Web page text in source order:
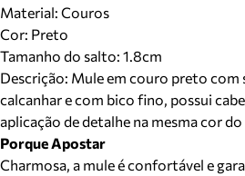
Material: Couros
Cor: Preto
Tamanho do salto: 1.8cm
Descrição: Mule em couro preto
calcanhar e com bico fino, possui
aplicação de detalhe na mesma cor
Porque Apostar
Charmosa, a mule é confortável e